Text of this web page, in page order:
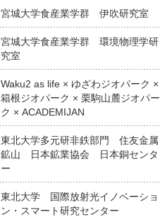
宮城大学食産業学群 伊吹研究室
宮城大学食産業学群 環境物理学研
究室
Waku2 as life × ゆざわジオパーク ×
箱根ジオパーク × 栗駒山麓ジオパー
ク × ACADEMIJAN
東北大学多元研非鉄部門 住友金属
鉱山 日本鉱業協会 日本銅センタ
ー
東北大学 国際放射光イノベーショ
ン・スマート研究センター